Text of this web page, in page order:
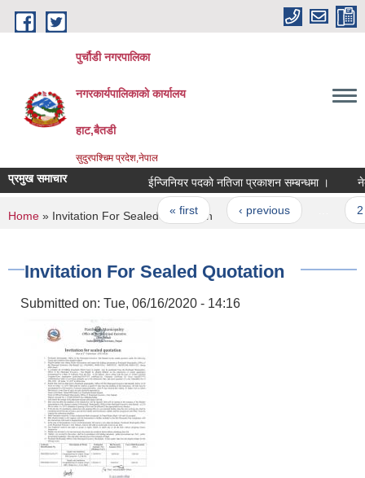
Skip to main content
पुर्चौडी नगरपालिका
नगरकार्यपालिकाकाे कार्यालय
हाट,बैतडी
सुदुरपश्चिम प्रदेश,नेपाल
प्रमुख समाचार ईन्जिनियर पदकाे नतिजा प्रकाशन सम्बन्धमा ।
Pages
« first ‹ previous
You are here
Home » Invitation For Sealed Quotation
Invitation For Sealed Quotation
Submitted on: Tue, 06/16/2020 - 14:16